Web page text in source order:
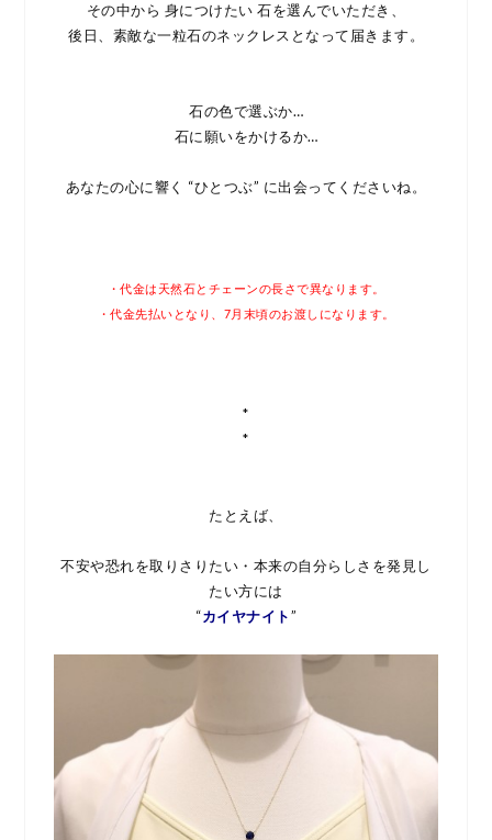
その中から 身につけたい 石を選んでいただき、
後日、素敵な一粒石のネックレスとなって届きます。
石の色で選ぶか…
石に願いをかけるか…
あなたの心に響く “ひとつぶ” に出会ってくださいね。
・代金は天然石とチェーンの長さで異なります。
・代金先払いとなり、7月末頃のお渡しになります。
*
*
たとえば、
不安や恐れを取りさりたい・本来の自分らしさを発見し
たい方には
“カイヤナイト”